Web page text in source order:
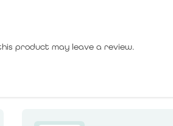
product may leave a review.